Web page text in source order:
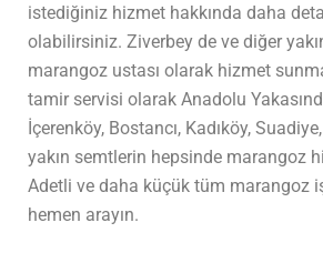
istediğiniz hizmet hakkında daha
olabilirsiniz. Ziverbey de ve diğer
marangoz ustası olarak hizmet
tamir servisi olarak Anadolu
İçerenköy, Bostancı, Kadıköy,
yakın semtlerin hepsinde marangoz
Adetli ve daha küçük tüm marangoz
hemen arayın.